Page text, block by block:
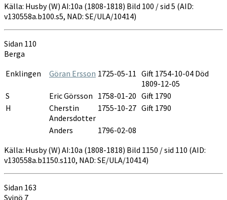
Källa: Husby (W) AI:10a (1808-1818) Bild 100 / sid 5 (AID:
v130558a.b100.s5, NAD: SE/ULA/10414)
Sidan 110
Berga
Enklingen
Göran Ersson 1725-05-11 Gift 1754-10-04 Död
1809-12-05
S
Eric Görsson 1758-01-20 Gift 1790
H
Cherstin
Andersdotter
1755-10-27 Gift 1790
Anders
1796-02-08
Källa: Husby (W) AI:10a (1808-1818) Bild 1150 / sid 110 (AID:
v130558a.b1150.s110, NAD: SE/ULA/10414)
Sidan 163
Svinö 7